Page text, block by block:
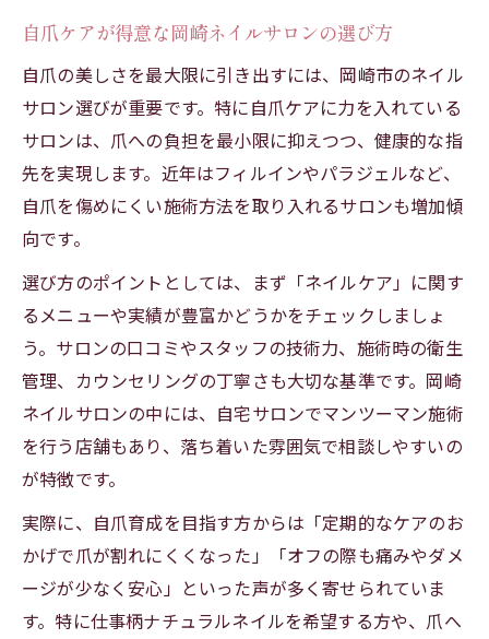
自爪ケアが得意な岡崎ネイルサロンの選び方
自爪の美しさを最大限に引き出すには、岡崎市のネイル
サロン選びが重要です。特に自爪ケアに力を入れている
サロンは、爪への負担を最小限に抑えつつ、健康的な指
先を実現します。近年はフィルインやパラジェルなど、
自爪を傷めにくい施術方法を取り入れるサロンも増加傾
向です。
選び方のポイントとしては、まず「ネイルケア」に関す
るメニューや実績が豊富かどうかをチェックしましょ
う。サロンの口コミやスタッフの技術力、施術時の衛生
管理、カウンセリングの丁寧さも大切な基準です。岡崎
ネイルサロンの中には、自宅サロンでマンツーマン施術
を行う店舗もあり、落ち着いた雰囲気で相談しやすいの
が特徴です。
実際に、自爪育成を目指す方からは「定期的なケアのお
かげで爪が割れにくくなった」「オフの際も痛みやダメ
ージが少なく安心」といった声が多く寄せられていま
す。特に仕事柄ナチュラルネイルを希望する方や、爪へ